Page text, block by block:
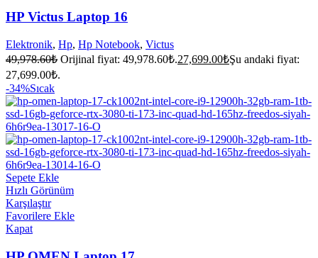
HP Victus Laptop 16
Elektronik, Hp, Hp Notebook, Victus
49,978.60₺ Orijinal fiyat: 49,978.60₺.27,699.00₺Şu andaki fiyat:
27,699.00₺.
-34%Sıcak
Sepete Ekle
Hızlı Görünüm
Karşılaştır
Favorilere Ekle
Kapat